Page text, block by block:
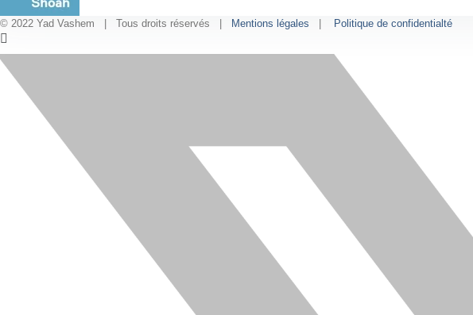
© 2022 Yad Vashem | Tous droits réservés | Mentions légales | Politique de confidentialté
X